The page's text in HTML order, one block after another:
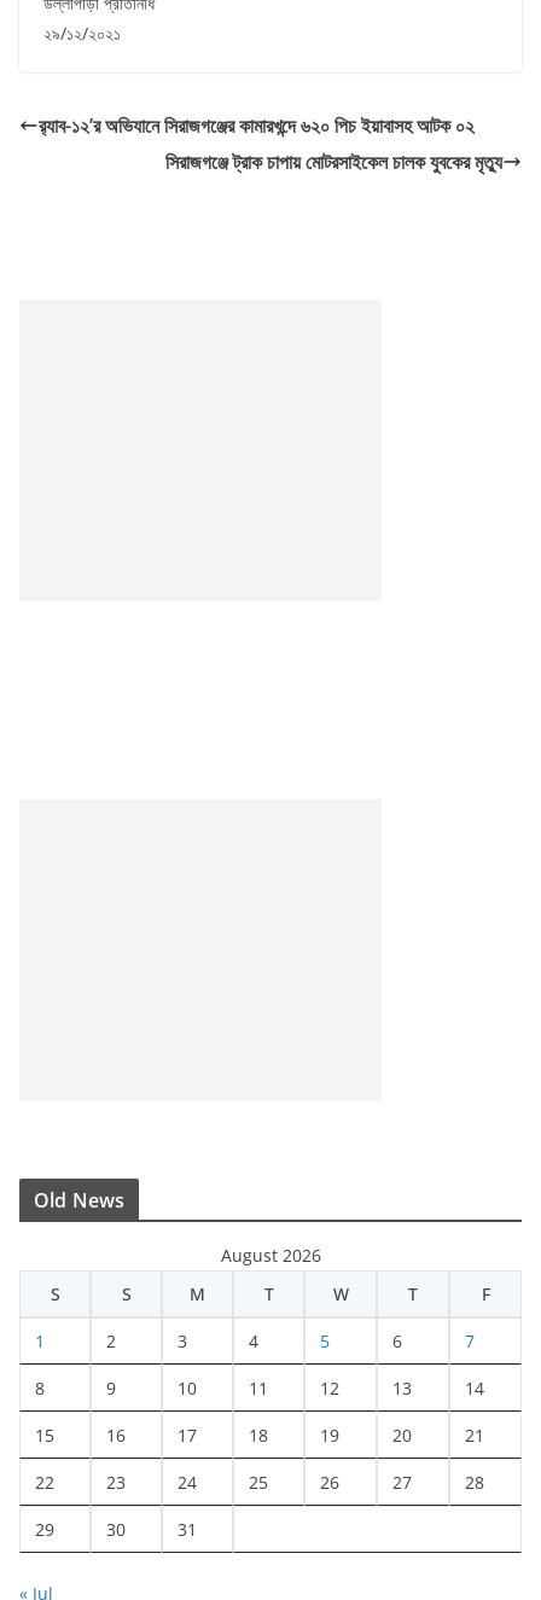
২৯/১২/২০২১
র‌্যাব-১২’র অভিযানে সিরাজগঞ্জের কামারখন্দে ৬২০ পিচ ইয়াবাসহ আটক ০২
সিরাজগঞ্জে ট্রাক চাপায় মোটরসাইকেল চালক যুবকের মৃত্যু
Old News
August 2026
S
S M T W T F
1 2 3 4 5 6 7
8 9 10 11 12 13 14
15 16 17 18 19 20 21
22 23 24 25 26 27 28
29 30 31
« Jul